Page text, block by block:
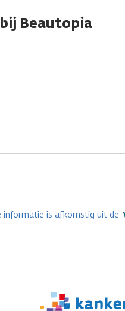
Beautopia
informatie is afkomstig uit de